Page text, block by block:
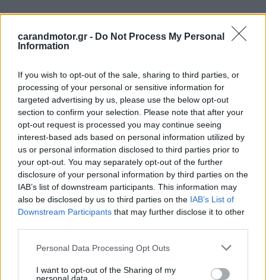
carandmotor.gr - Do Not Process My Personal
Information
If you wish to opt-out of the sale, sharing to third parties, or
processing of your personal or sensitive information for
targeted advertising by us, please use the below opt-out
section to confirm your selection. Please note that after your
opt-out request is processed you may continue seeing
interest-based ads based on personal information utilized by
us or personal information disclosed to third parties prior to
your opt-out. You may separately opt-out of the further
disclosure of your personal information by third parties on the
IAB’s list of downstream participants. This information may
also be disclosed by us to third parties on the IAB’s List of
Downstream Participants that may further disclose it to other
Please note that this website/app uses one or more Google
not limited to your visit or usage behaviour. You may click to
Personal Data Processing Opt Outs
I want to opt-out of the Sharing of my
ανακύκλωση μπαταριώνείναι ένα μελλοντικό ζήτημα